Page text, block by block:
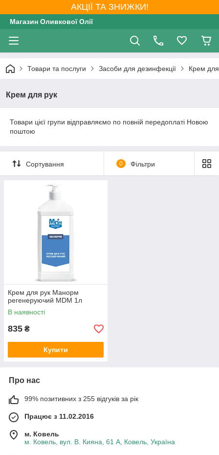
АКЦІЇ ТА ЗНИЖКИ!
Магазин Оливкової Олії
Товари та послуги Засоби для дезинфекції Крем
Крем для рук
Товари цієї групи відправляємо по повній передоплаті Новою
поштою
Сортування 0 Фільтри
Крем для рук Манорм
регенеруючий MDM 1л
В наявності
835 ₴
Купити
Про нас
99% позитивних з 255 відгуків за рік
Працює з 11.02.2016
м. Ковель
м. Ковель, вул. В. Кияна, 61 А, Ковель, Україна